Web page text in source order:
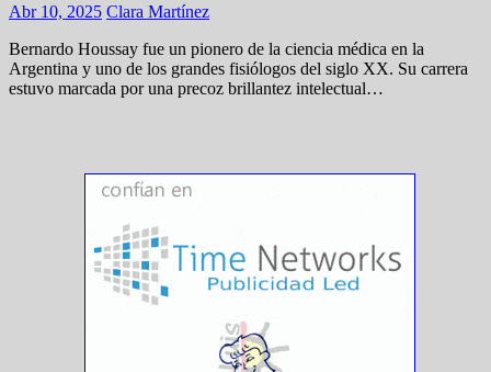
Abr 10, 2025 Clara Martínez
Bernardo Houssay fue un pionero de la ciencia médica en la
Argentina y uno de los grandes fisiólogos del siglo XX. Su carrera
estuvo marcada por una precoz brillantez intelectual…